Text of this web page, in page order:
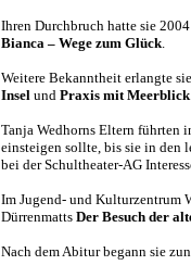
Ihren Durchbruch hatte sie
Bianca – Wege zum Glück.
Weitere Bekanntheit erlangte
Insel und Praxis mit Meerblick
Tanja Wedhorns Eltern führten
einsteigen sollte, bis sie in den
bei der Schultheater-AG
Im Jugend- und Kulturzentrum
Dürrenmatts Der Besuch der
Nach dem Abitur begann sie